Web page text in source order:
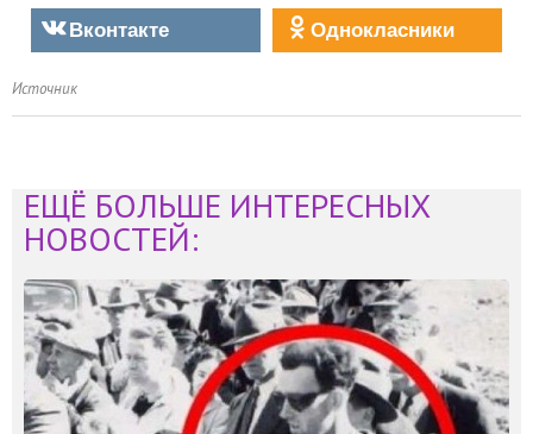
Вконтакте
Однокласники
Источник
ЕЩЁ БОЛЬШЕ ИНТЕРЕСНЫХ
НОВОСТЕЙ: